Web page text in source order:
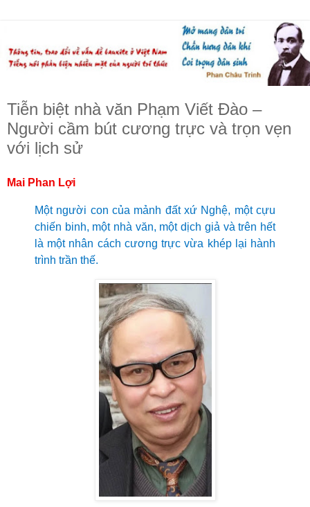
Tiễn biệt nhà văn Phạm Viết Đào –
Người cầm bút cương trực và trọn vẹn
với lịch sử
Mai Phan Lợi
Một người con của mảnh đất xứ Nghệ, một cựu
chiến binh, một nhà văn, một dịch giả và trên hết
là một nhân cách cương trực vừa khép lại hành
trình trần thế.